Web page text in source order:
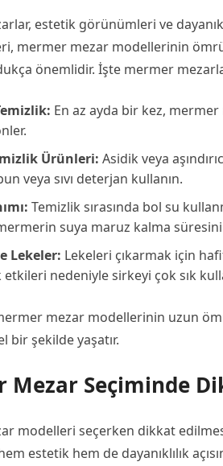
estetik görünümleri ve
mermer mezar modellerinin
önemlidir. İşte mermer
En az ayda bir kez,
Ürünleri: Asidik veya
veya sıvı deterjan kullanın.
Temizlik sırasında bol su
suya maruz kalma
Lekeler: Lekeleri çıkarmak için
nedeniyle sirkeyi çok sık
mezar modellerinin uzun
bir şekilde yaşatır.
Mezar Seçiminde
modelleri seçerken dikkat
estetik hem de dayanıklılık